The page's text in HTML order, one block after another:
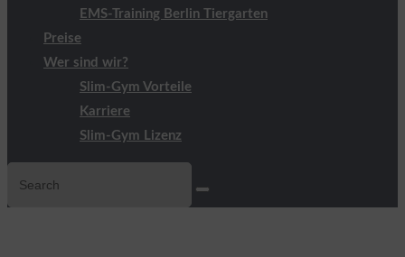
EMS-Training Berlin Tiergarten
Preise
Wer sind wir?
Slim-Gym Vorteile
Karriere
Slim-Gym Lizenz